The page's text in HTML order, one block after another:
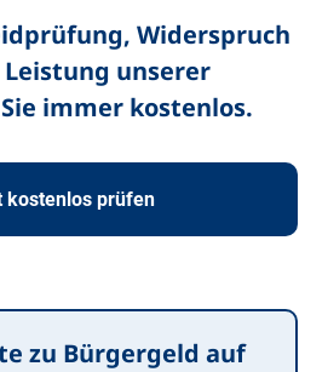
Widerspruch
Leistung unserer
immer kostenlos.
kostenlos prüfen
zu Bürgergeld auf